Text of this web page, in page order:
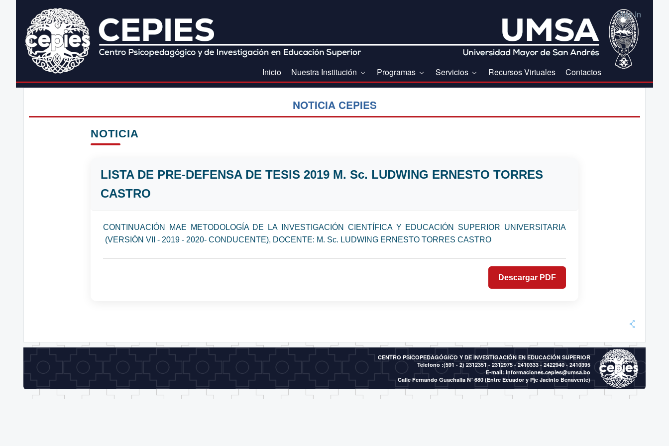
Sign In
Inicio Nuestra Institución Programas Servicios Recursos Virtuales Contactos
NOTICIA CEPIES
NOTICIA
LISTA DE PRE-DEFENSA DE TESIS 2019 M. Sc. LUDWING ERNESTO TORRES
CASTRO
CONTINUACIÓN MAE METODOLOGÍA DE LA INVESTIGACIÓN CIENTÍFICA Y EDUCACIÓN SUPERIOR UNIVERSITARIA
(VERSIÓN VII - 2019 - 2020- CONDUCENTE), DOCENTE: M. Sc. LUDWING ERNESTO TORRES CASTRO
Descargar PDF
CENTRO PSICOPEDAGÓGICO Y DE INVESTIGACIÓN EN EDUCACIÓN SUPERIOR
Telefono :(591 - 2) 2312351 - 2312975 - 2410333 - 2422940 - 2410395
E-mail:informaciones.cepies@umsa.bo
Calle Fernando Guachalla N° 680 (Entre Ecuador y Pje Jacinto Benavente)